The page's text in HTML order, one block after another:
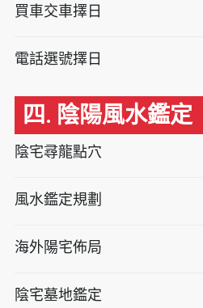
買車交車擇日
電話選號擇日
四. 陰陽風水鑑定
陰宅尋龍點穴
風水鑑定規劃
海外陽宅佈局
陰宅墓地鑑定